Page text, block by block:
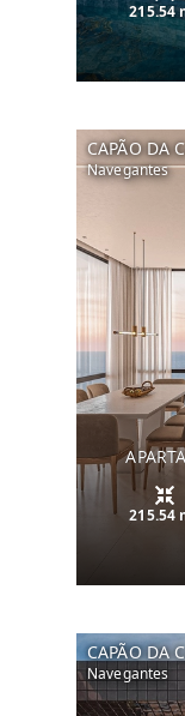
215.54
CAPÃO DA
Navegantes
215.54
CAPÃO DA
Navegantes